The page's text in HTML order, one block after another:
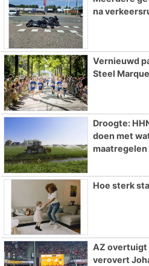
na
Vernieuwd
Steel
Droogte:
doen met
maatregelen
Hoe sterk
AZ overtuigt
verovert